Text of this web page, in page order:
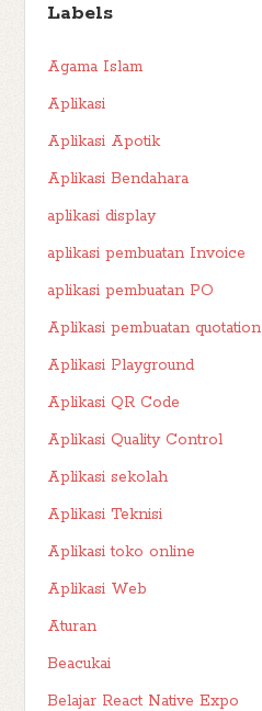
Labels
Agama Islam
Aplikasi
Aplikasi Apotik
Aplikasi Bendahara
aplikasi display
aplikasi pembuatan Invoice
aplikasi pembuatan PO
Aplikasi pembuatan quotation
Aplikasi Playground
Aplikasi QR Code
Aplikasi Quality Control
Aplikasi sekolah
Aplikasi Teknisi
Aplikasi toko online
Aplikasi Web
Aturan
Beacukai
Belajar React Native Expo